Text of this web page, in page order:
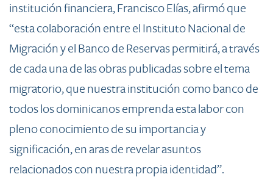
institución financiera, Francisco Elías, afirmó que
“esta colaboración entre el Instituto Nacional de
Migración y el Banco de Reservas permitirá, a través
de cada una de las obras publicadas sobre el tema
migratorio, que nuestra institución como banco de
todos los dominicanos emprenda esta labor con
pleno conocimiento de su importancia y
significación, en aras de revelar asuntos
relacionados con nuestra propia identidad”.